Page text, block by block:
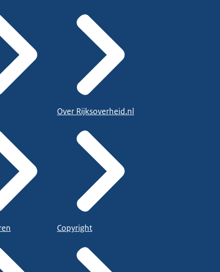
Over Rijksoverheid.nl
Copyright